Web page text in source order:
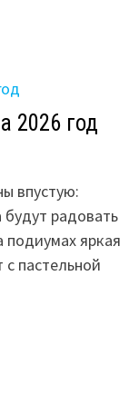
2026 год
впустую:
будут радовать
яркая
с пастельной